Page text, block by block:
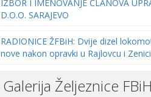
IZBOR I IMENOVANJE ČLANOVA
D.O.O. SARAJEVO
RADIONICE ŽFBiH: Dvije dizel
nove nakon opravki u Rajlovcu i Zenici
Galerija Željeznice FBiH